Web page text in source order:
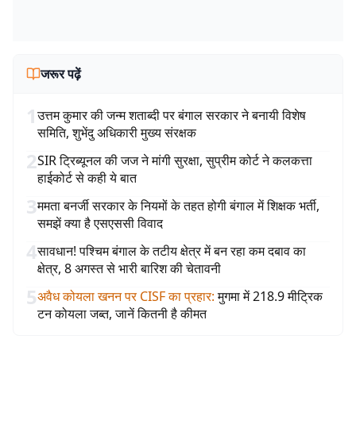
जरूर पढ़ें
1उत्तम कुमार की जन्म शताब्दी पर बंगाल सरकार ने बनायी विशेष
समिति, शुभेंदु अधिकारी मुख्य संरक्षक
2SIR ट्रिब्यूनल की जज ने मांगी सुरक्षा, सुप्रीम कोर्ट ने कलकत्ता
हाईकोर्ट से कही ये बात
3ममता बनर्जी सरकार के नियमों के तहत होगी बंगाल में शिक्षक भर्ती,
समझें क्या है एसएससी विवाद
4सावधान! पश्चिम बंगाल के तटीय क्षेत्र में बन रहा कम दबाव का
क्षेत्र, 8 अगस्त से भारी बारिश की चेतावनी
5अवैध कोयला खनन पर CISF का प्रहार: मुगमा में 218.9 मीट्रिक
टन कोयला जब्त, जानें कितनी है कीमत